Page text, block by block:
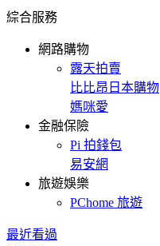
綜合服務
網路購物
露天拍賣
比比昂日本購物
媽咪愛
金融保險
Pi 拍錢包
易安網
旅遊娛樂
PChome 旅遊
最近看過